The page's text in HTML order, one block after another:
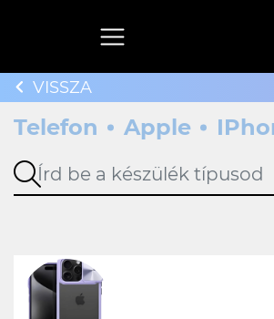
VISSZA
Telefon Apple